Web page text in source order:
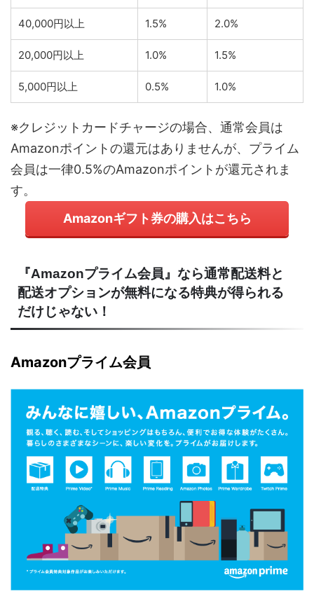
40,000円以上 1.5% 2.0%
20,000円以上 1.0% 1.5%
5,000円以上 0.5% 1.0%
※クレジットカードチャージの場合、通常会員は
Amazonポイントの還元はありませんが、プライム
会員は一律0.5%のAmazonポイントが還元されま
す。
Amazonギフト券の購入はこちら
『Amazonプライム会員』なら通常配送料と
配送オプションが無料になる特典が得られる
だけじゃない！
Amazonプライム会員